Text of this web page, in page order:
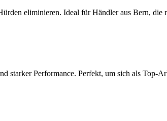
eliminieren. Ideal für Händler aus Bern, die
starker Performance. Perfekt, um sich als Top-